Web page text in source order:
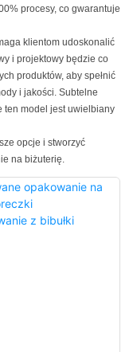
procesy, co gwarantuje
klientom udoskonalić
i projektowy będzie co
produktów, aby spełnić
i jakości. Subtelne
ten model jest uwielbiany
opcje i stworzyć
na biżuterię.